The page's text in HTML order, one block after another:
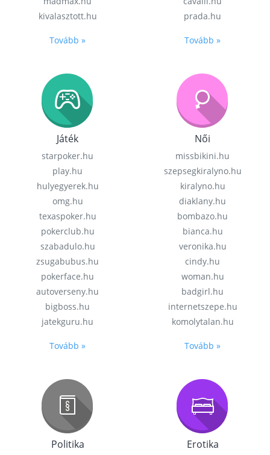
kivalasztott.hu
Tovább »
prada.hu
Tovább »
Játék
starpoker.hu
play.hu
hulyegyerek.hu
omg.hu
texaspoker.hu
pokerclub.hu
szabadulo.hu
zsugabubus.hu
pokerface.hu
autoverseny.hu
bigboss.hu
jatekguru.hu
Tovább »
Női
missbikini.hu
szepsegkiralyno.hu
kiralyno.hu
diaklany.hu
bombazo.hu
bianca.hu
veronika.hu
cindy.hu
woman.hu
badgirl.hu
internetszepe.hu
komolytalan.hu
Tovább »
Politika Erotika